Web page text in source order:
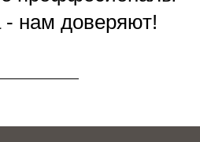
- нам доверяют!